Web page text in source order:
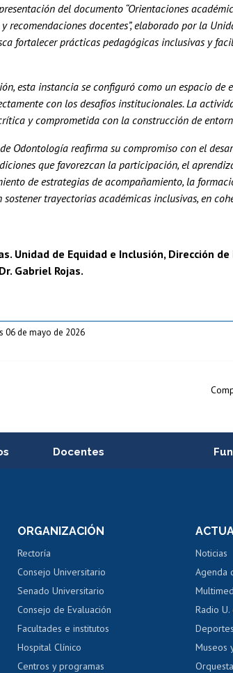
del documento “Orientaciones
recomendaciones docentes”, elaborado por la
fortalecer prácticas pedagógicas inclusivas y
esta instancia se configuró como un espacio
con los desafíos institucionales. La
y comprometida con la construcción de
Odontología reafirma su compromiso con el
que favorezcan la participación, el
de estrategias de acompañamiento, la
trayectorias académicas inclusivas, en
Unidad de Equidad e Inclusión, Dirección
Gabriel Rojas.
06 de mayo de 2026
Docentes
Perfeccionamiento
Evaluación docente
Calificación académica
Postulación al AUCAI
ORGANIZACIÓN
Rectoría
Consejo Universitario
Senado Universitario
Consejo de Evaluación
Facultades e institutos
Hospital Clínico
Centros y programas
Noticias
Agenda
Radio
Deportes
Museos